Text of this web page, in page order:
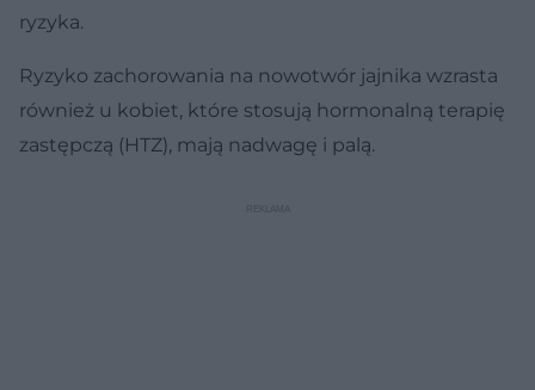
ryzyka.
Ryzyko zachorowania na nowotwór jajnika wzrasta
również u kobiet, które stosują hormonalną terapię
zastępczą (HTZ), mają nadwagę i palą.